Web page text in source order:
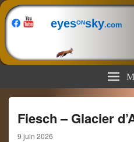
eyesONsky.com
Fiesch – Glacier
9 juin 2026